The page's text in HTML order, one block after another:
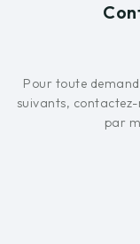
Pour toute
suivants,
par